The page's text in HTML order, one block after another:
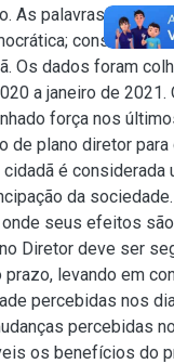
As palavras-chave
conselhos
Os dados foram
a janeiro de 2021.
força nos
de plano diretor
é considerada
da
seus efeitos
Diretor deve ser
levando em
percebidas nos
percebidas
os benefícios do